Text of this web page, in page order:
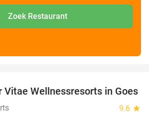
Zoek Restaurant
49%
Vitae Wellnessresorts in Goes
9.6 star